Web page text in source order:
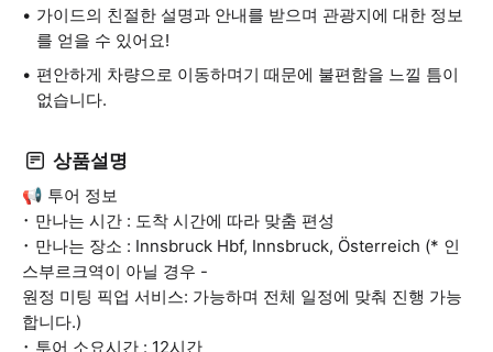
가이드의 친절한 설명과 안내를 받으며 관광지에 대한 정보
를 얻을 수 있어요!
편안하게 차량으로 이동하며기 때문에 불편함을 느낄 틈이
없습니다.
상품설명
📢 투어 정보
･ 만나는 시간 : 도착 시간에 따라 맞춤 편성
･ 만나는 장소 : Innsbruck Hbf, Innsbruck, Österreich (* 인
스부르크역이 아닐 경우 -
원정 미팅 픽업 서비스: 가능하며 전체 일정에 맞춰 진행 가능
합니다.)
･ 투어 소요시간 : 12시간